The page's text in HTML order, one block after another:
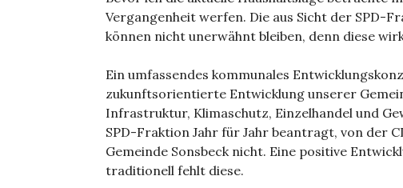
Vergangenheit werfen. Die aus Sicht der SPD-
können nicht unerwähnt bleiben, denn diese
Ein umfassendes kommunales
zukunftsorientierte Entwicklung unserer
Infrastruktur, Klimaschutz, Einzelhandel und
SPD-Fraktion Jahr für Jahr beantragt, von der
Gemeinde Sonsbeck nicht. Eine positive
traditionell fehlt diese.